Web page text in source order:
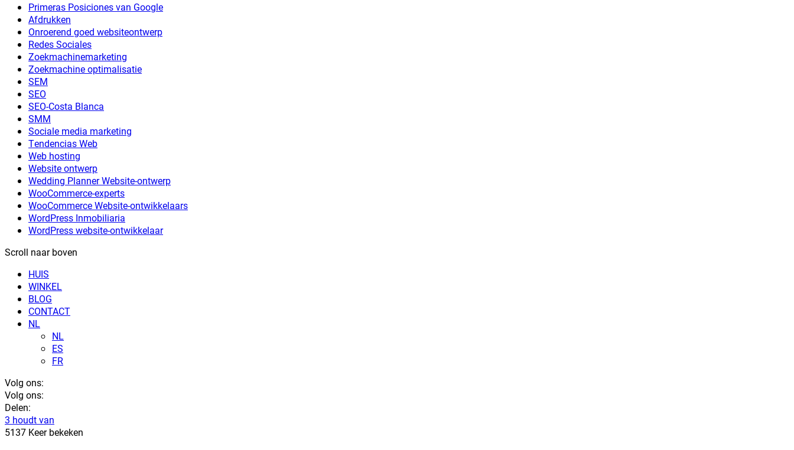
Primeras Posiciones van Google
Afdrukken
Onroerend goed websiteontwerp
Redes Sociales
Zoekmachinemarketing
Zoekmachine optimalisatie
SEM
SEO
SEO-Costa Blanca
SMM
Sociale media marketing
Tendencias Web
Web hosting
Website ontwerp
Wedding Planner Website-ontwerp
WooCommerce-experts
WooCommerce Website-ontwikkelaars
WordPress Inmobiliaria
WordPress website-ontwikkelaar
Scroll naar boven
HUIS
WINKEL
BLOG
CONTACT
NL
NL
ES
FR
Volg ons:
Volg ons:
Delen:
3 houdt van
5137 Keer bekeken